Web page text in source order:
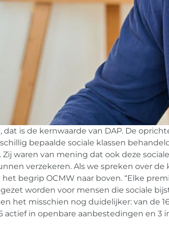
dat is de kernwaarde van DAP. De
bepaalde sociale klassen
waren van mening dat ook deze
verzekeren. Als we spreken over de
begrip OCMW naar boven. “Elke
worden voor mensen die sociale
het misschien nog duidelijker: van de
actief in openbare aanbestedingen en 3